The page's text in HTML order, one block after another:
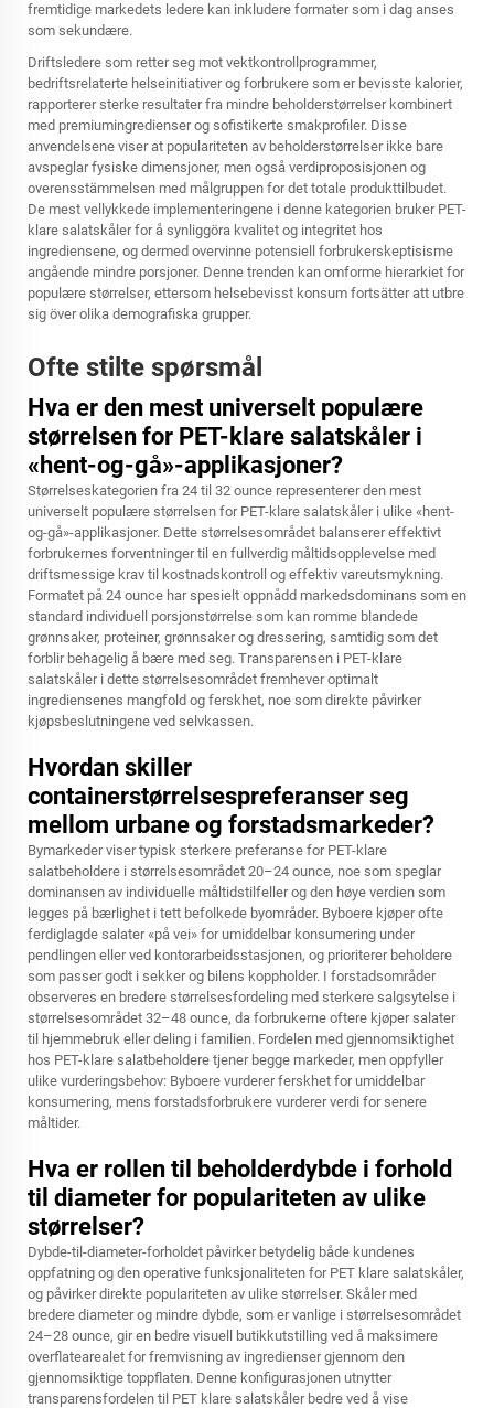
fremtidige markedets ledere kan inkludere formater som i dag anses
som sekundære.
Driftsledere som retter seg mot vektkontrollprogrammer,
bedriftsrelaterte helseinitiativer og forbrukere som er bevisste kalorier,
rapporterer sterke resultater fra mindre beholderstørrelser kombinert
med premiumingredienser og sofistikerte smakprofiler. Disse
anvendelsene viser at populariteten av beholderstørrelser ikke bare
avspeglar fysiske dimensjoner, men også verdiproposisjonen og
overensstämmelsen med målgruppen for det totale produkttilbudet.
De mest vellykkede implementeringene i denne kategorien bruker PET-
klare salatskåler for å synliggöra kvalitet og integritet hos
ingrediensene, og dermed overvinne potensiell forbrukerskeptisisme
angående mindre porsjoner. Denne trenden kan omforme hierarkiet for
populære størrelser, ettersom helsebevisst konsum fortsätter att utbre
sig över olika demografiska grupper.
Ofte stilte spørsmål
Hva er den mest universelt populære
størrelsen for PET-klare salatskåler i
«hent-og-gå»-applikasjoner?
Størrelseskategorien fra 24 til 32 ounce representerer den mest
universelt populære størrelsen for PET-klare salatskåler i ulike «hent-
og-gå»-applikasjoner. Dette størrelsesområdet balanserer effektivt
forbrukernes forventninger til en fullverdig måltidsopplevelse med
driftsmessige krav til kostnadskontroll og effektiv vareutsmykning.
Formatet på 24 ounce har spesielt oppnådd markedsdominans som en
standard individuell porsjonstørrelse som kan romme blandede
grønnsaker, proteiner, grønnsaker og dressering, samtidig som det
forblir behagelig å bære med seg. Transparensen i PET-klare
salatskåler i dette størrelsesområdet fremhever optimalt
ingrediensenes mangfold og ferskhet, noe som direkte påvirker
kjøpsbeslutningene ved selvkassen.
Hvordan skiller
containerstørrelsespreferanser seg
mellom urbane og forstadsmarkeder?
Bymarkeder viser typisk sterkere preferanse for PET-klare
salatbeholdere i størrelsesområdet 20–24 ounce, noe som speglar
dominansen av individuelle måltidstilfeller og den høye verdien som
legges på bærlighet i tett befolkede byområder. Byboere kjøper ofte
ferdiglagde salater «på vei» for umiddelbar konsumering under
pendlingen eller ved kontorarbeidsstasjonen, og prioriterer beholdere
som passer godt i sekker og bilens koppholder. I forstadsområder
observeres en bredere størrelsesfordeling med sterkere salgsytelse i
størrelsesområdet 32–48 ounce, da forbrukerne oftere kjøper salater
til hjemmebruk eller deling i familien. Fordelen med gjennomsiktighet
hos PET-klare salatbeholdere tjener begge markeder, men oppfyller
ulike vurderingsbehov: Byboere vurderer ferskhet for umiddelbar
konsumering, mens forstadsforbrukere vurderer verdi for senere
måltider.
Hva er rollen til beholderdybde i forhold
til diameter for populariteten av ulike
størrelser?
Dybde-til-diameter-forholdet påvirker betydelig både kundenes
oppfatning og den operative funksjonaliteten for PET klare salatskåler,
og påvirker direkte populariteten av ulike størrelser. Skåler med
bredere diameter og mindre dybde, som er vanlige i størrelsesområdet
24–28 ounce, gir en bedre visuell butikkutstilling ved å maksimere
overflatearealet for fremvisning av ingredienser gjennom den
gjennomsiktige toppflaten. Denne konfigurasjonen utnytter
transparensfordelen til PET klare salatskåler bedre ved å vise